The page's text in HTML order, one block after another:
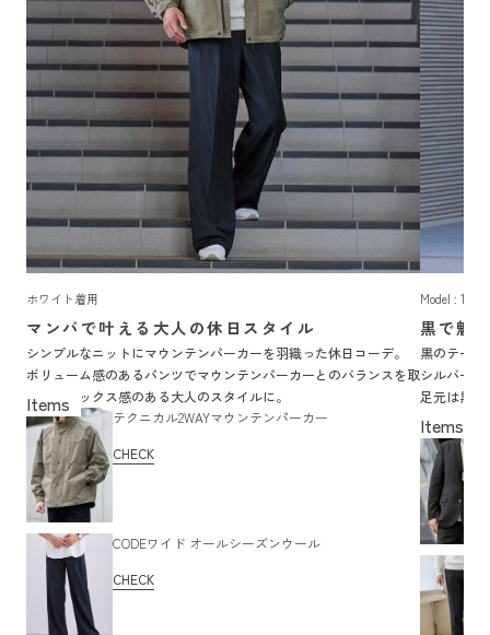
ホワイト着用
マンパで叶える大人の休日スタイル
シンプルなニットにマウンテンパーカーを羽織った休日コーデ。
ボリューム感のあるパンツでマウンテンパーカーとのバランスを取
り、リラックス感のある大人のスタイルに。
テクニカル2WAYマウンテンパーカー
CHECK
CODEワイド オールシーズンウール
CHECK
Model : 179
黒で魅
黒のテー
シルバー
足元は黒
に仕上げま